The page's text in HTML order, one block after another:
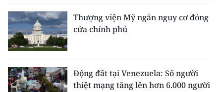
Thượng viện Mỹ ngăn nguy cơ đóng
cửa chính phủ
Động đất tại Venezuela: Số người
thiệt mạng tăng lên hơn 6.000 người